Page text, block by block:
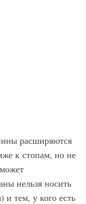
расширяются
к стопам, но не
нельзя носить
тем, у кого есть